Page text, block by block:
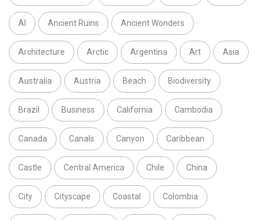
AI Ancient Ruins Ancient Wonders
Architecture Arctic Argentina Art Asia
Australia Austria Beach Biodiversity
Brazil Business California Cambodia
Canada Canals Canyon Caribbean
Castle Central America Chile China
City Cityscape Coastal Colombia